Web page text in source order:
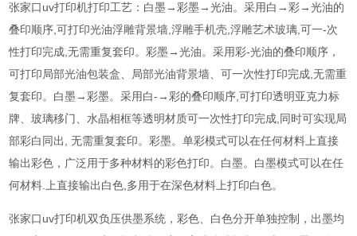
张家口uv打印机打印工艺：白墨→彩墨→光油。采用白→彩→光油的
叠印顺序,可打印光油浮雕背景墙,浮雕手机壳,浮雕艺术玻璃,可一-次
性打印完成,无需重复套印。彩墨→光油。采用彩-光油的叠印顺序，
可打印局部光油包装盒、局部光油背景墙、可一次性打印完成,无需重
复套印。白墨→彩墨。采用白-→彩的叠印顺序,可打印透明亚克力标
牌、玻璃移门、水晶相框等透明材质可一次性打印完成,同时可实现局
部彩白同出, 无需重复套印。彩墨。单彩模式可以在任何材料上直接
输出彩色，广泛用于多种材料的彩色打印。白墨。白墨模式可以在任
何材料.上直接输出白色,多用于在深色材料上打印白色。
张家口uv打印机双负压供墨系统，彩色、白色分开单独控制，出墨均